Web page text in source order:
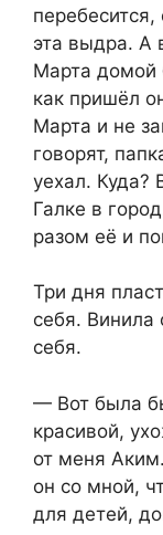
перебесится,
эта выдра. А
Марта домой
как пришёл
Марта и не
говорят,
уехал. Куда?
Галке в
разом её и
Три дня
себя.
себя.
— Вот была
красивой,
от меня
он со мной,
для детей,